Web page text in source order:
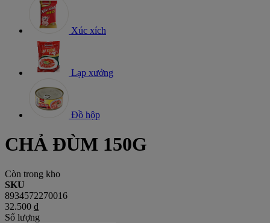
Xúc xích
Lạp xưởng
Đồ hộp
CHẢ ĐÙM 150G
Còn trong kho
SKU
8934572270016
32.500 ₫
Số lượng